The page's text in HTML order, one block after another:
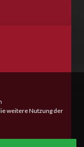
weitere Nutzung der